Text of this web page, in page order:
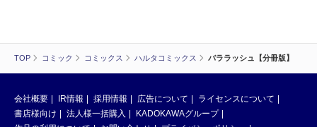
TOP コミック コミックス ハルタコミックス バララッシュ【分冊版】
会社概要 IR情報 採用情報 広告について
ライセンスについて
書店様向け
法人様一括購入
KADOKAWAグループ